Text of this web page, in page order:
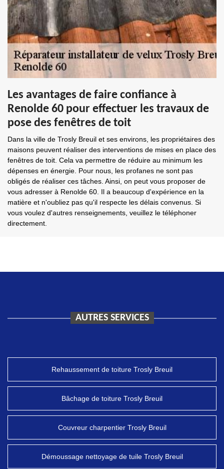
Les avantages de faire confiance à
Renolde 60 pour effectuer les travaux de
pose des fenêtres de toit
Dans la ville de Trosly Breuil et ses environs, les propriétaires des
maisons peuvent réaliser des interventions de mises en place des
fenêtres de toit. Cela va permettre de réduire au minimum les
dépenses en énergie. Pour nous, les profanes ne sont pas
obligés de réaliser ces tâches. Ainsi, on peut vous proposer de
vous adresser à Renolde 60. Il a beaucoup d'expérience en la
matière et n'oubliez pas qu'il respecte les délais convenus. Si
vous voulez d'autres renseignements, veuillez le téléphoner
directement.
AUTRES SERVICES
Rehaussement de toiture Trosly Breuil
Bâchage de toiture Trosly Breuil
Couvreur charpentier Trosly Breuil
Démoussage nettoyage de tuile Trosly Breuil